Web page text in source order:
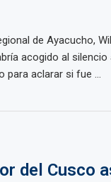
de Ayacucho,
acogido al silencio
para aclarar si fue ...
del Cusco